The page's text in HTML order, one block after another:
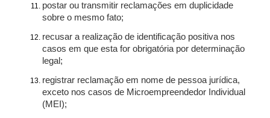
postar ou transmitir reclamações em duplicidade
sobre o mesmo fato;
recusar a realização de identificação positiva nos
casos em que esta for obrigatória por determinação
legal;
registrar reclamação em nome de pessoa jurídica,
exceto nos casos de Microempreendedor Individual
(MEI);